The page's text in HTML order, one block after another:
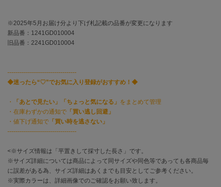
emmi atelier
エミ アトリエ
ETRÉ TOKYO
エトレトウキョウ
ey
アイ
FILA
フィラ
FRAY I.D
※2025年5月お届け分より下げ札記載の品番が変更になります
新品番：1241GD010004
旧品番：2241GD010004
-----------------------------------
◆迷ったら“♡”でお気に入り登録がおすすめ！◆
・ 「あとで見たい」「ちょっと気になる」 をまとめて管理
・在庫わずかの通知で 「買い逃し回避」
・値下げ通知で 「買い時を逃さない」
-----------------------------------
<※サイズ情報は「平置きして採寸した長さ」です。
※サイズ詳細については商品によって同サイズや同色等であっても各商品毎
に誤差がある為、サイズ詳細はあくまでも目安としてご参考ください。
※実際カラーは、詳細画像でのご確認をお願い致します。